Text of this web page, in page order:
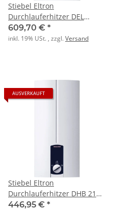
Stiebel Eltron
Durchlauferhitzer DEL
18/21/24 Plus
609,70 € *
inkl. 19% USt. , zzgl.Versand
AUSVERKAUFT
Stiebel Eltron
Durchlauferhitzer DHB 21
ST thermotronic
446,95 € *